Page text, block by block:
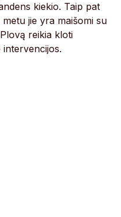
kiekio. Taip pat
jie yra maišomi su
reikia kloti
intervencijos.